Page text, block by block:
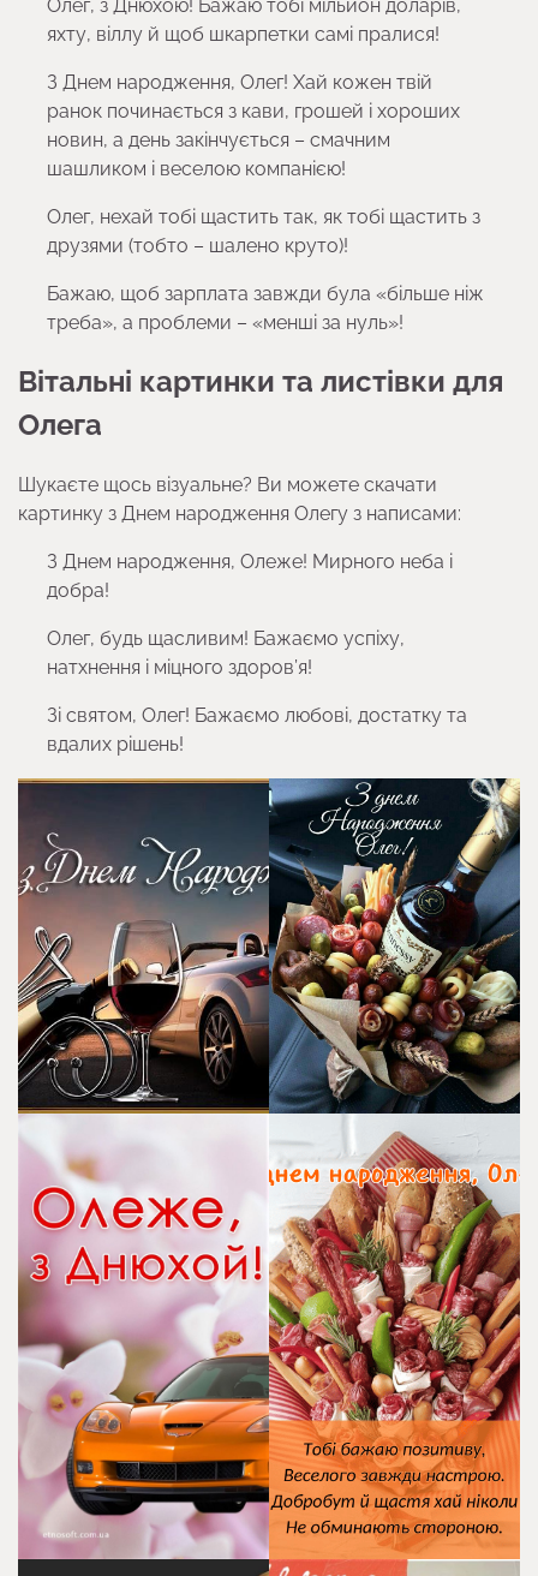
Олег, з Днюхою! Бажаю тобі мільйон доларів,
яхту, віллу й щоб шкарпетки самі пралися!
З Днем народження, Олег! Хай кожен твій
ранок починається з кави, грошей і хороших
новин, а день закінчується – смачним
шашликом і веселою компанією!
Олег, нехай тобі щастить так, як тобі щастить з
друзями (тобто – шалено круто)!
Бажаю, щоб зарплата завжди була «більше ніж
треба», а проблеми – «менші за нуль»!
Вітальні картинки та листівки для
Олега
Шукаєте щось візуальне? Ви можете скачати
картинку з Днем народження Олегу з написами:
З Днем народження, Олеже! Мирного неба і
добра!
Олег, будь щасливим! Бажаємо успіху,
натхнення і міцного здоров’я!
Зі святом, Олег! Бажаємо любові, достатку та
вдалих рішень!